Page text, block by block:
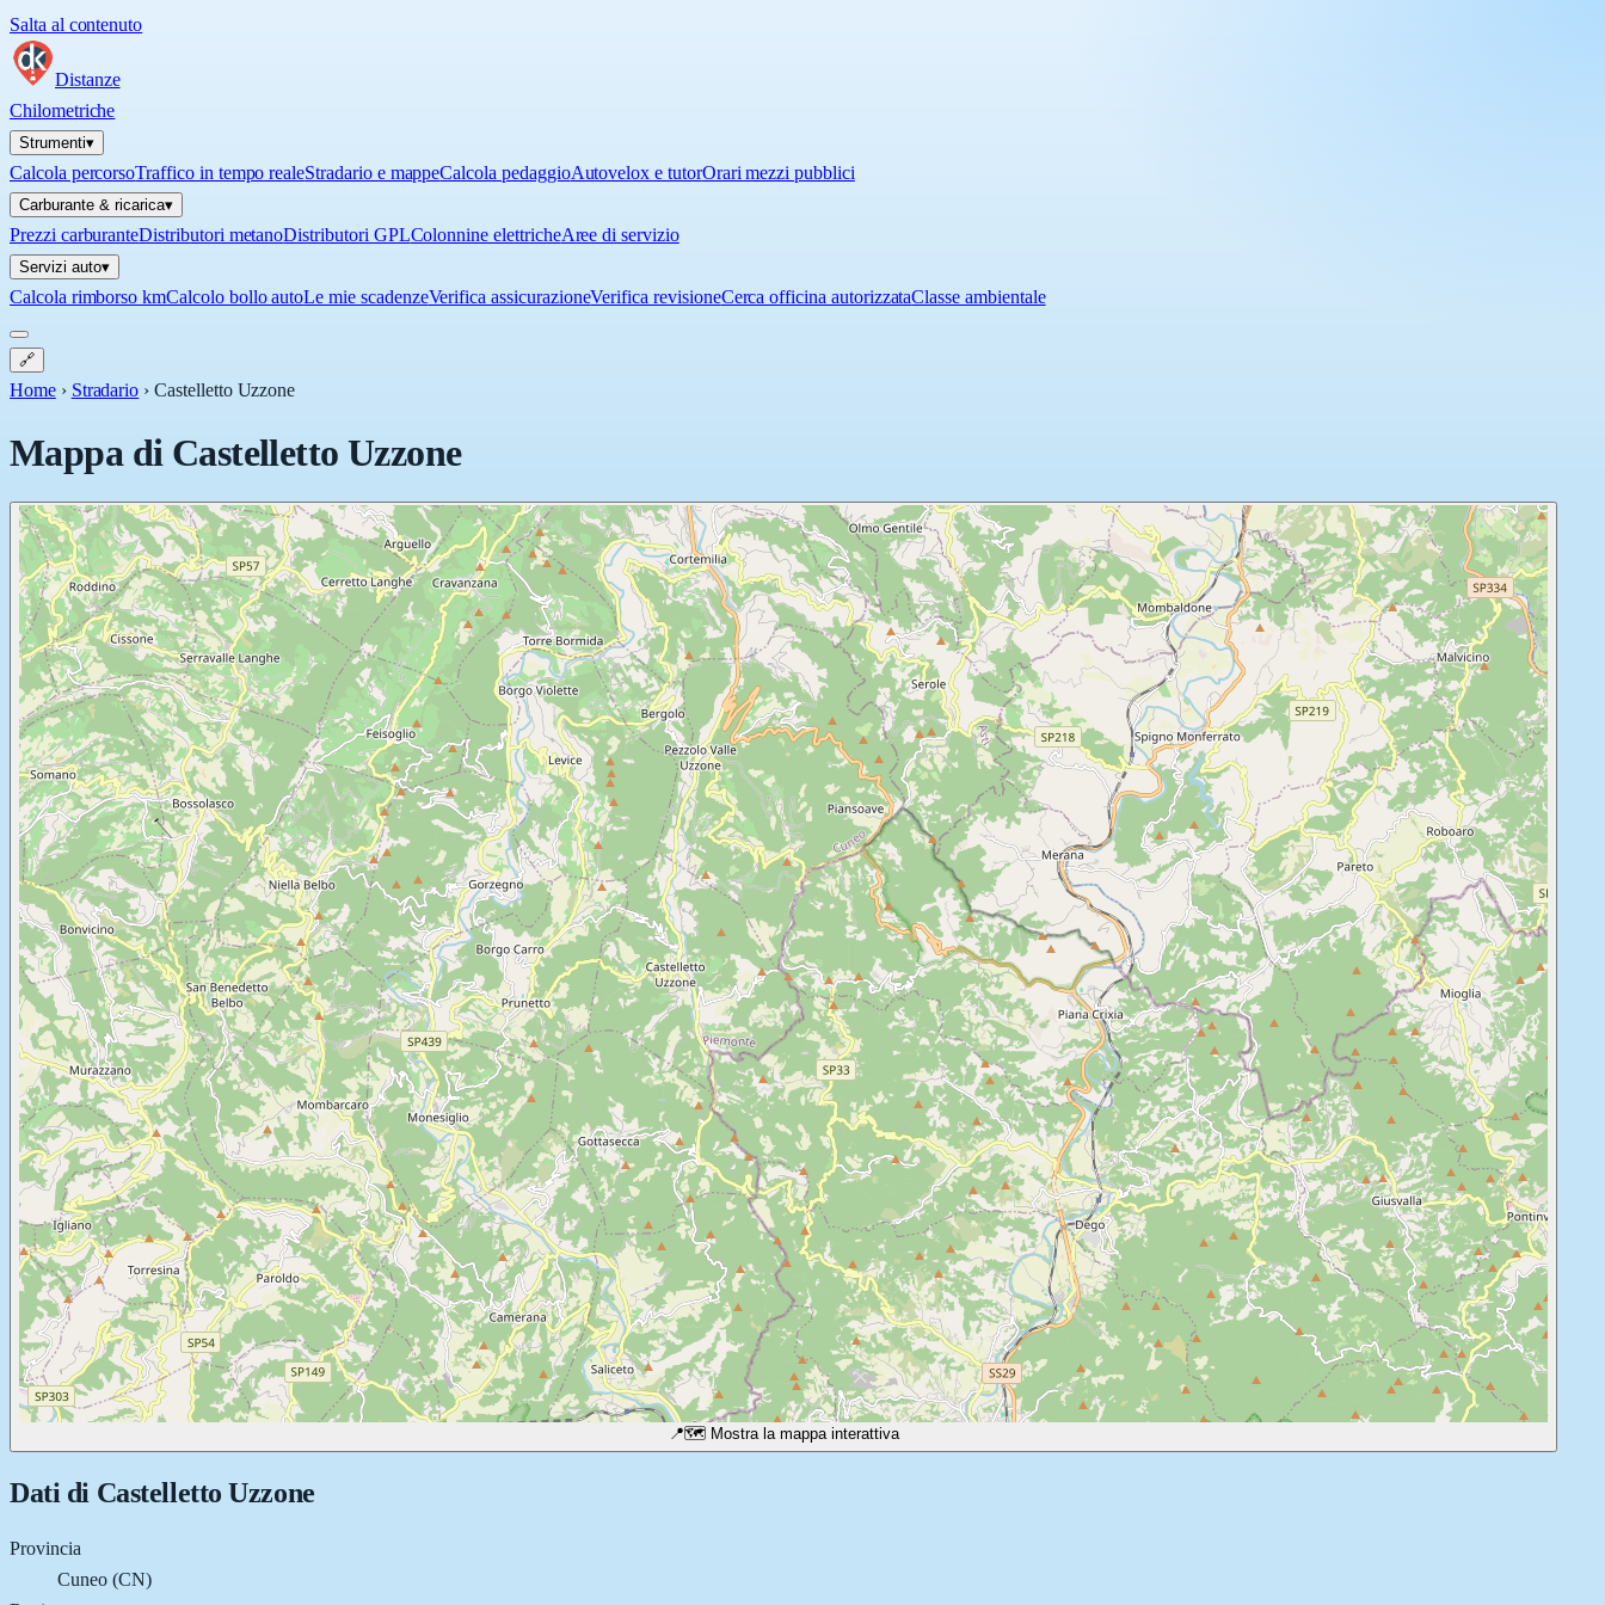
Salta al contenuto
Distanze
Chilometriche
Strumenti▾
Calcola percorsoTraffico in tempo realeStradario e mappeCalcola pedaggioAutovelox e tutorOrari mezzi pubblici
Carburante & ricarica▾
Prezzi carburanteDistributori metanoDistributori GPLColonnine elettricheAree di servizio
Servizi auto▾
Calcola rimborso kmCalcolo bollo autoLe mie scadenzeVerifica assicurazioneVerifica revisioneCerca officina autorizzataClasse ambientale
🔗
Home › Stradario ›Castelletto Uzzone
Mappa di Castelletto Uzzone
📍🗺️ Mostra la mappa interattiva
Dati di Castelletto Uzzone
Provincia
Cuneo (CN)